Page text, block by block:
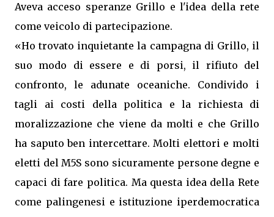
Aveva acceso speranze Grillo e l'idea della rete
come veicolo di partecipazione.
«Ho trovato inquietante la campagna di Grillo, il
suo modo di essere e di porsi, il rifiuto del
confronto, le adunate oceaniche. Condivido i
tagli ai costi della politica e la richiesta di
moralizzazione che viene da molti e che Grillo
ha saputo ben intercettare. Molti elettori e molti
eletti del M5S sono sicuramente persone degne e
capaci di fare politica. Ma questa idea della Rete
come palingenesi e istituzione iperdemocratica